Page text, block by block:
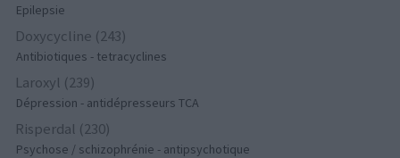
Epilepsie
Doxycycline (243)
Antibiotiques - tetracyclines
Laroxyl (239)
Dépression - antidépresseurs TCA
Risperdal (230)
Psychose / schizophrénie - antipsychotique